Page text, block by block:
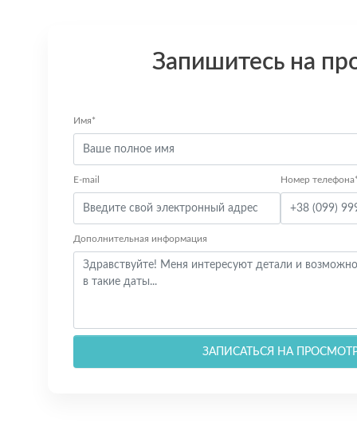
Запишитесь на
Имя*
E-mail Номер
Дополнительная информация
ЗАПИСАТЬСЯ НА